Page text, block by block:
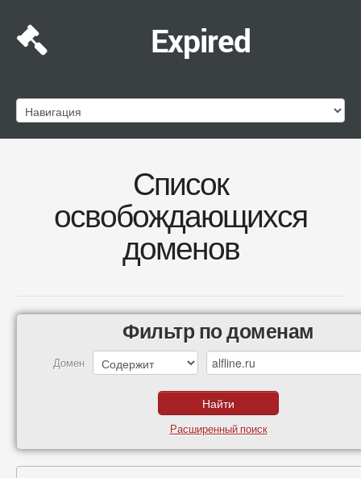
Expired
Список
освобождающихся
доменов
Фильтр по доменам
Домен
Расширенный поиск